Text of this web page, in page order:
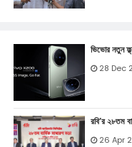
ভিভোর নতুন
28 Dec
রবি’র ২৮তম
26 Apr